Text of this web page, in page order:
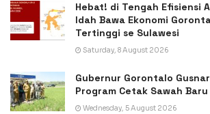
Hebat! di Tengah Efisiensi
Idah Bawa Ekonomi
Tertinggi se Sulawesi
Saturday, 8 August 2026
Gubernur Gorontalo
Program Cetak Sawah
Wednesday, 5 August 2026